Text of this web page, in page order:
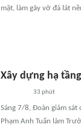
mặt, làm gãy vỡ đá lát
Xây dựng hạ
33 phút
Sáng 7/8, Đoàn giám sát
Phạm Anh Tuấn làm